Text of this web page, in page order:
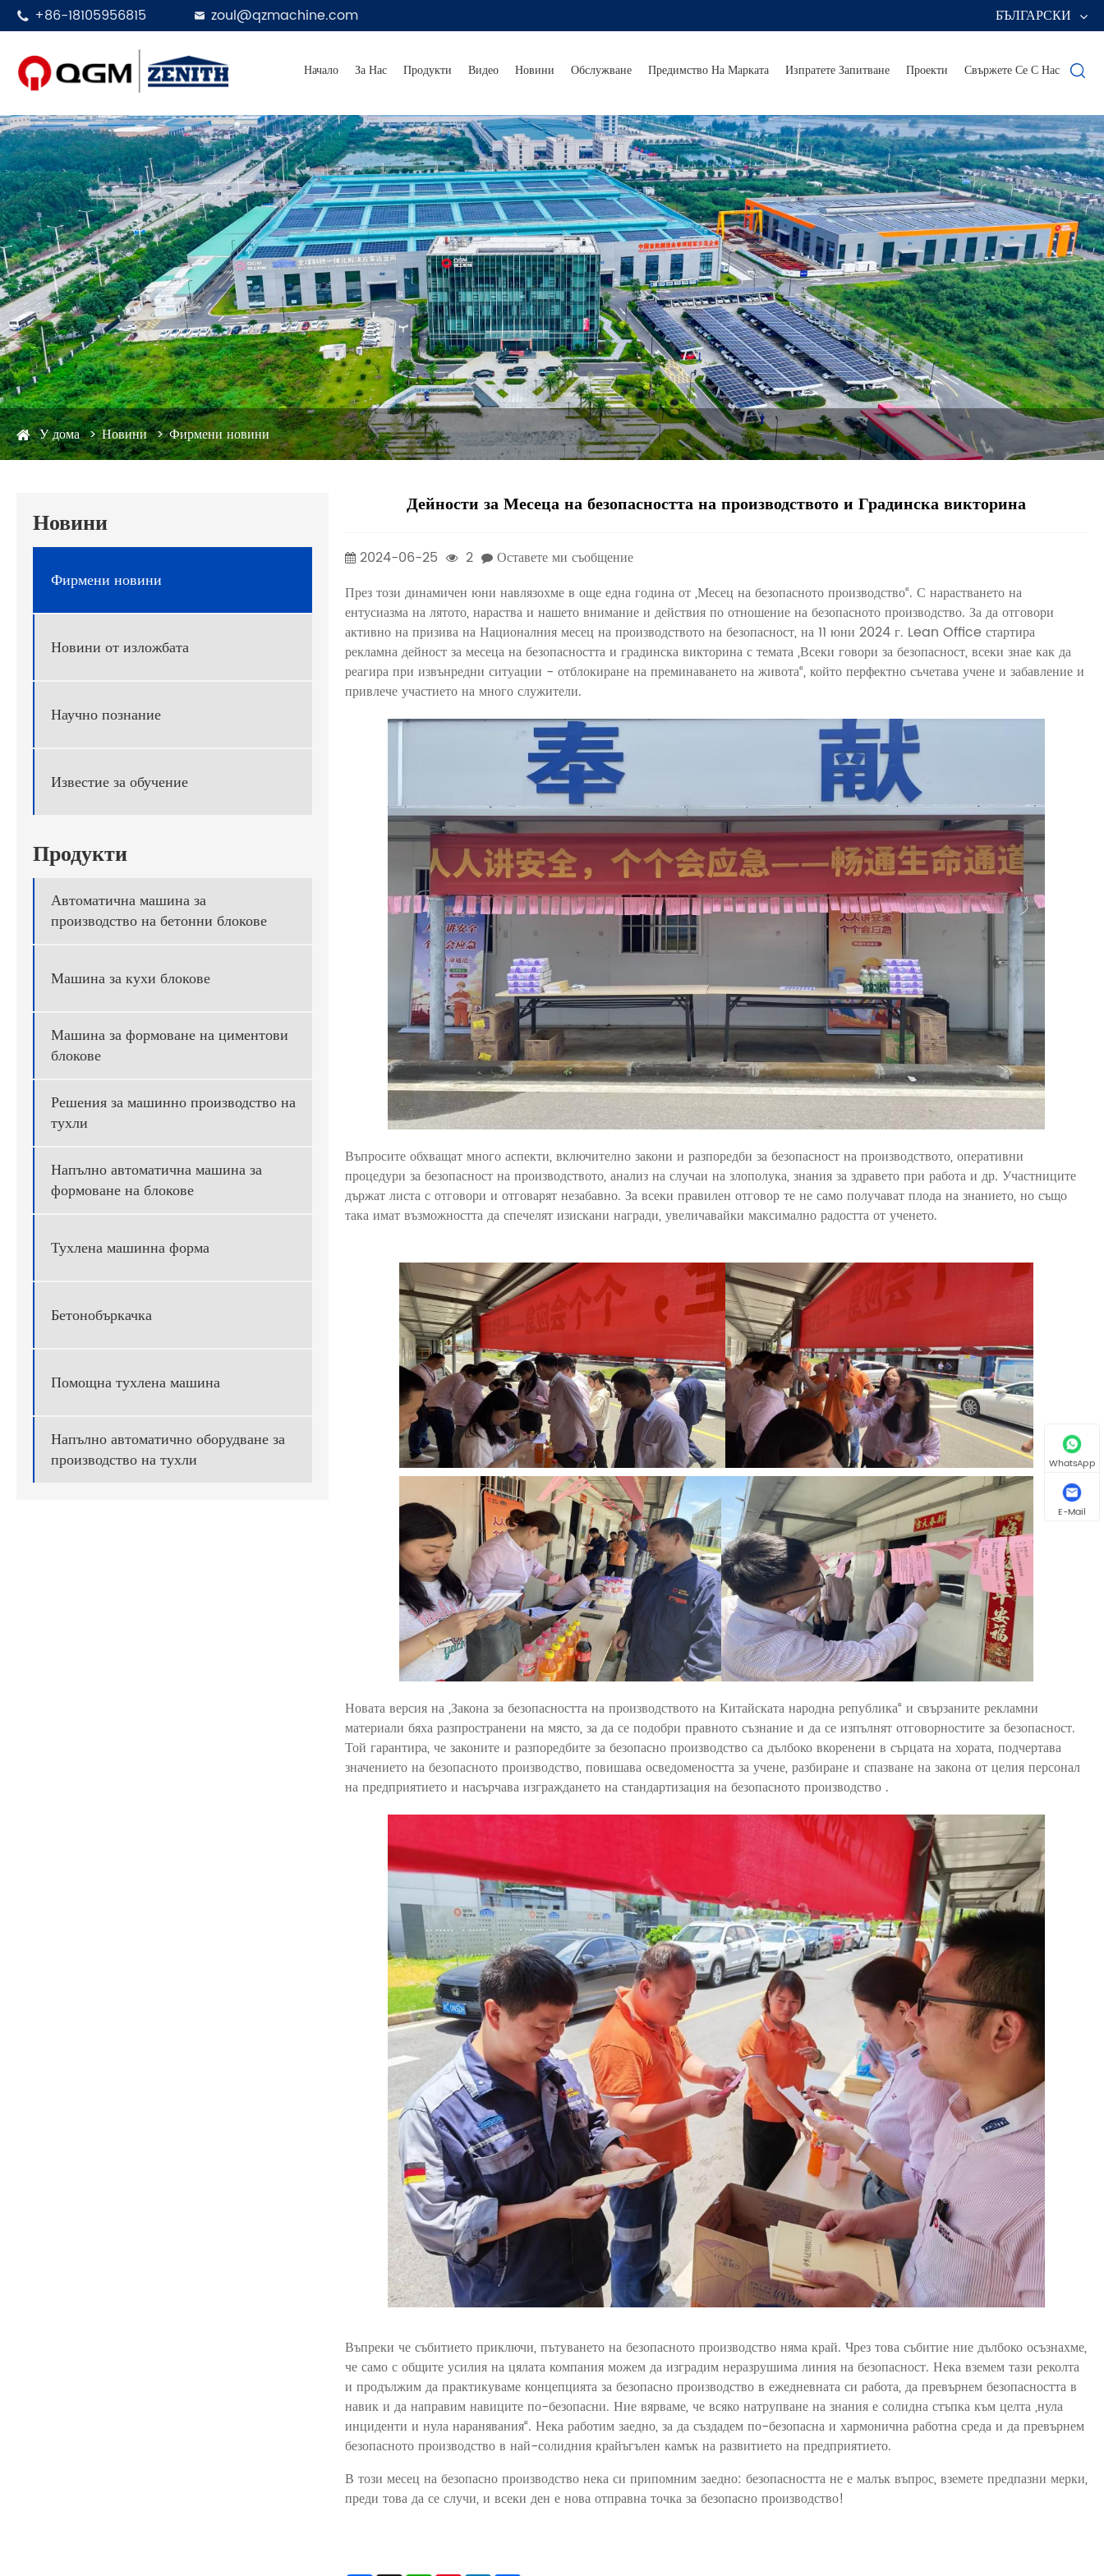
 +86-18105956815  zoul@qzmachine.com БЪЛГАРСКИ
Начало За Нас Продукти Видео Новини Обслужване Предимство На Марката Изпратете Запитване Проекти Свържете Се С Нас 
У дома Новини Фирмени новини
Новини
Фирмени новини
Новини от изложбата
Научно познание
Известие за обучение
Продукти
Автоматична машина за
производство на бетонни блокове
Машина за кухи блокове
Машина за формоване на циментови
блокове
Решения за машинно производство на
тухли
Напълно автоматична машина за
формоване на блокове
Тухлена машинна форма
Бетонобъркачка
Помощна тухлена машина
Напълно автоматично оборудване за
производство на тухли
Дейности за Месеца на безопасността на производството и Градинска викторина
2024-06-25 2
Оставете ми съобщение
През този динамичен юни навлязохме в още една година от „Месец на безопасното производство“. С нарастването на
ентусиазма на лятото, нараства и нашето внимание и действия по отношение на безопасното производство. За да отговори
активно на призива на Националния месец на производството на безопасност, на 11 юни 2024 г. Lean Office стартира
рекламна дейност за месеца на безопасността и градинска викторина с темата „Всеки говори за безопасност, всеки знае как да
реагира при извънредни ситуации - отблокиране на преминаването на живота“, който перфектно съчетава учене и забавление и
привлече участието на много служители.
Въпросите обхващат много аспекти, включително закони и разпоредби за безопасност на производството, оперативни
процедури за безопасност на производството, анализ на случаи на злополука, знания за здравето при работа и др. Участниците
държат листа с отговори и отговарят незабавно. За всеки правилен отговор те не само получават плода на знанието, но също
така имат възможността да спечелят изискани награди, увеличавайки максимално радостта от ученето.
Новата версия на „Закона за безопасността на производството на Китайската народна република“ и свързаните рекламни
материали бяха разпространени на място, за да се подобри правното съзнание и да се изпълнят отговорностите за безопасност.
Той гарантира, че законите и разпоредбите за безопасно производство са дълбоко вкоренени в сърцата на хората, подчертава
значението на безопасното производство, повишава осведомеността за учене, разбиране и спазване на закона от целия персонал
на предприятието и насърчава изграждането на стандартизация на безопасното производство .
Въпреки че събитието приключи, пътуването на безопасното производство няма край. Чрез това събитие ние дълбоко осъзнахме,
че само с общите усилия на цялата компания можем да изградим неразрушима линия на безопасност. Нека вземем тази реколта
и продължим да практикуваме концепцията за безопасно производство в ежедневната си работа, да превърнем безопасността в
навик и да направим навиците по-безопасни. Ние вярваме, че всяко натрупване на знания е солидна стъпка към целта „нула
инциденти и нула наранявания“. Нека работим заедно, за да създадем по-безопасна и хармонична работна среда и да превърнем
безопасното производство в най-солидния крайъгълен камък на развитието на предприятието.
В този месец на безопасно производство нека си припомним заедно: безопасността не е малък въпрос, вземете предпазни мерки,
преди това да се случи, и всеки ден е нова отправна точка за безопасно производство!
WhatsApp
E-Mail